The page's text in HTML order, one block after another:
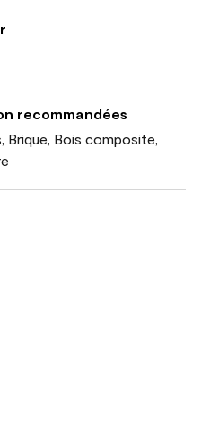
recommandées
Brique, Bois composite,